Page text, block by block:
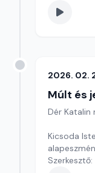
2026. 02.
Múlt és
Dér Katalin
Kicsoda
Szerkesztő: